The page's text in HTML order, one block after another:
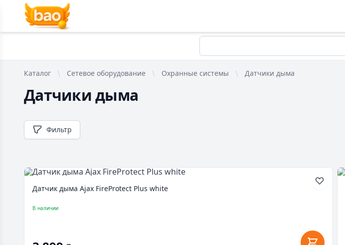
Каталог Сетевое оборудование Охранные системы Датчики дыма
Датчики дыма
Фильтр
Датчик дыма Ajax FireProtect Plus white
В наличии